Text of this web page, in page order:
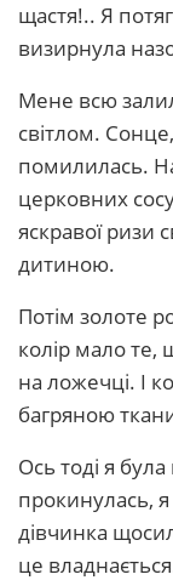
щастя!.. Я
визирнула
Мене всю
світлом.
помилилась.
церковних
яскравої ризи
дитиною.
Потім золоте
колір мало те,
на ложечці. І
багряною
Ось тоді я була
прокинулась,
дівчинка
це